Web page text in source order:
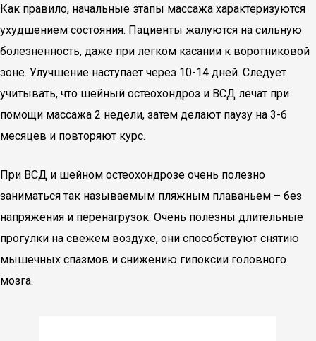
Как правило, начальные этапы массажа характеризуются
ухудшением состояния. Пациенты жалуются на сильную
болезненность, даже при легком касании к воротниковой
зоне. Улучшение наступает через 10-14 дней. Следует
учитывать, что шейный остеохондроз и ВСД лечат при
помощи массажа 2 недели, затем делают паузу на 3-6
месяцев и повторяют курс.
При ВСД и шейном остеохондрозе очень полезно
заниматься так называемым пляжным плаваньем – без
напряжения и перенагрузок. Очень полезны длительные
прогулки на свежем воздухе, они способствуют снятию
мышечных спазмов и снижению гипоксии головного
мозга.